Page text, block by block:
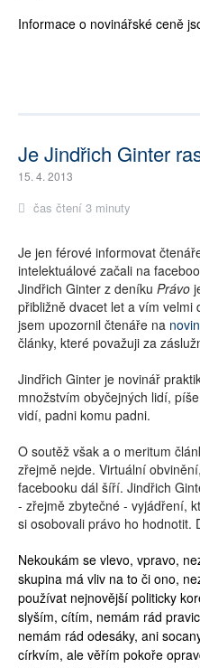
Informace o novinářské ceně
Je Jindřich Ginter
15. 4. 2013
čas čtení 3 minuty
Je jen férové informovat
intelektuálové začali na
Jindřich Ginter z deníku Právo
přibližně dvacet let a vím velmi
jsem upozornil čtenáře na
články, které považuji za
Jindřich Ginter je novinář
množstvím obyčejných lidí,
vidí, padni komu padni.
O soutěž však a o meritum
zřejmě nejde. Virtuální
facebooku dál šíří. Jindřich
- zřejmě zbytečné - vyjádření,
si osobovali právo ho hodnotit.
Nekoukám se vlevo, vpravo,
skupina má vliv na to či ono,
používat nejnovější politicky
slyším, cítím, nemám rád
nemám rád odesáky, ani
církvím, ale věřím pokoře